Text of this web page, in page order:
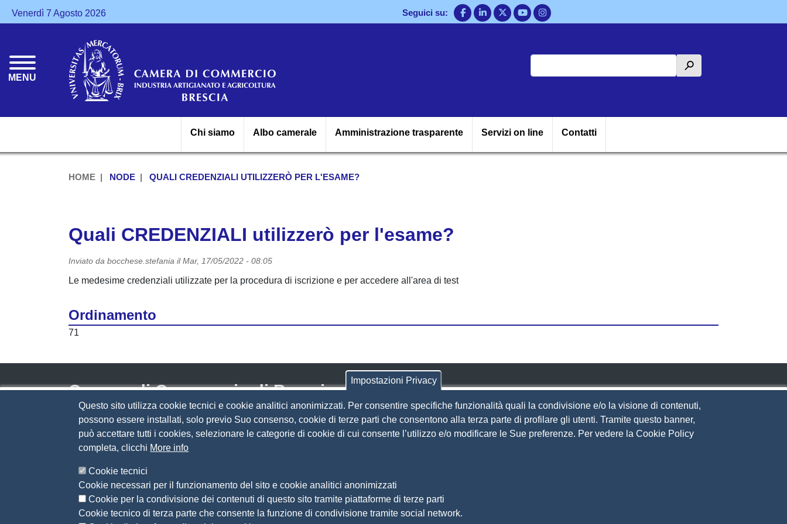
Salta
al
Venerdì 7 Agosto 2026 Seguici su:
MENU
h
Navigazione principale
Chi siamo Albo camerale Amministrazione trasparente Servizi on line Contatti
HOME NODE QUALI CREDENZIALI UTILIZZERÒ PER L'ESAME?
Quali CREDENZIALI utilizzerò per l'esame?
Inviato da bocchese.stefania ilMar, 17/05/2022 - 08:05
Le medesime credenziali utilizzate per la procedura di iscrizione e per accedere all'area di test
Ordinamento
71
Camera di Commercio di Brescia
Contatti
Via Luigi Einaudi, 23, 25121 Brescia BS
PECcamera.brescia@bs.legalmail.camcom.it
P.IVA 00859790172
C.F. 80013870177
Contatti
Amministrazione Trasparente
Provvedimenti
Attività e procedimenti
Seguici su
Impostazioni Privacy
Questo sito utilizza cookie tecnici e cookie analitici anonimizzati. Per consentire specifiche funzionalità quali la condivisione e/o la visione di contenuti,
possono essere installati, solo previo Suo consenso, cookie di terze parti che consentono alla terza parte di profilare gli utenti. Tramite questo banner,
può accettare tutti i cookies, selezionare le categorie di cookie di cui consente l’utilizzo e/o modificare le Sue preferenze. Per vedere la Cookie Policy
completa, clicchi More info
Cookie tecnici
Cookie necessari per il funzionamento del sito e cookie analitici anonimizzati
Cookie per la condivisione dei contenuti di questo sito tramite piattaforme di terze parti
Cookie tecnico di terza parte che consente la funzione di condivisione tramite social network.